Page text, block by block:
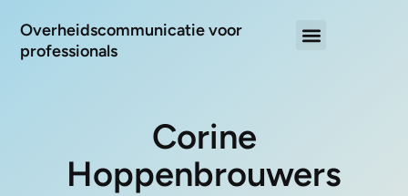
Overheidscommunicatie voor
professionals
Corine
Hoppenbrouwers